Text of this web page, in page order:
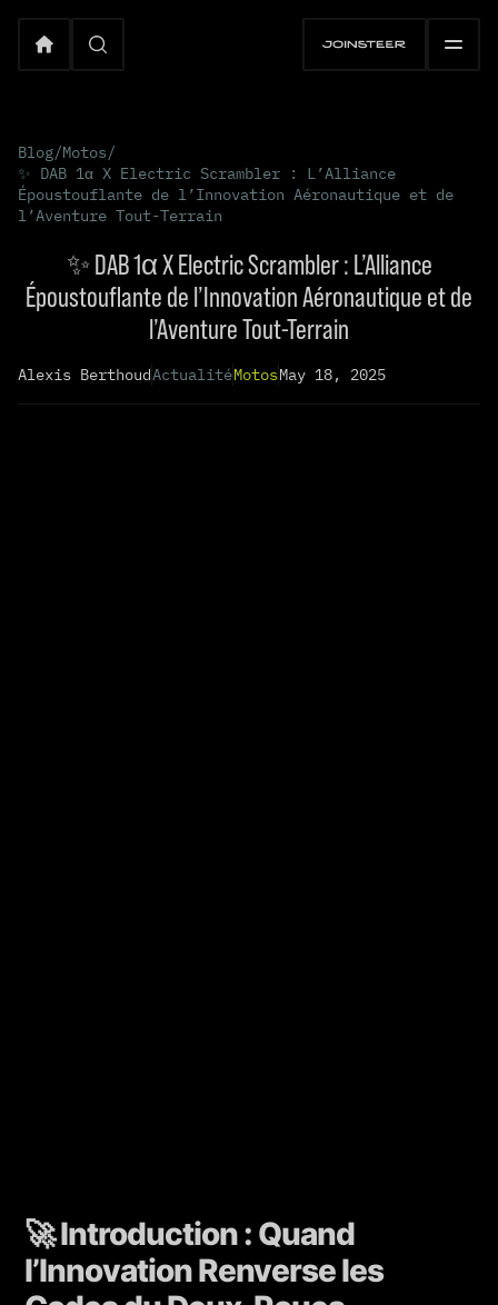
Blog/Motos/
✨ DAB 1α X Electric Scrambler : L’Alliance
Époustouflante de l’Innovation Aéronautique et de
l’Aventure Tout-Terrain
✨ DAB 1α X Electric Scrambler : L’Alliance
Époustouflante de l’Innovation Aéronautique et de
l’Aventure Tout-Terrain
Alexis BerthoudActualitéMotosMay 18, 2025
🚀 Introduction : Quand
l’Innovation Renverse les